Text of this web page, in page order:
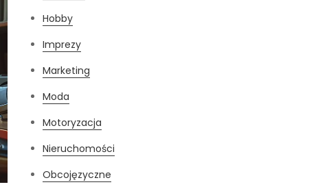
Hobby
Imprezy
Marketing
Moda
Motoryzacja
Nieruchomości
Obcojęzyczne